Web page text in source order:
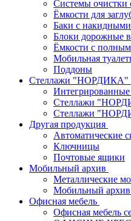
Системы очистки
Ёмкости для
Баки с
Блоки дорожные
Ёмкости с
Мобильная
Поддоны
Стеллажи "НОРДИКА"
Интегрированные
Стеллажи
Стеллажи
Другая продукция
Автоматические
Ключницы
Почтовые ящики
Мобильный архив
Металлические
Мобильный архив
Офисная мебель
Офисная мебель